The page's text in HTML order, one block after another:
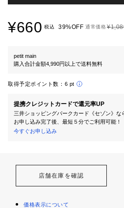
¥660 税込 39%OFF 通常価格
petit main
購入合計金額4,990円以上で送料無料
取得予定ポイント数： 6 pt
提携クレジットカードで還元率UP
三井ショッピングパークカード《セゾン》な
お申し込み完了後、最短５分でご利用可能！
今すぐお申し込み
店舗在庫を確認
価格表示について